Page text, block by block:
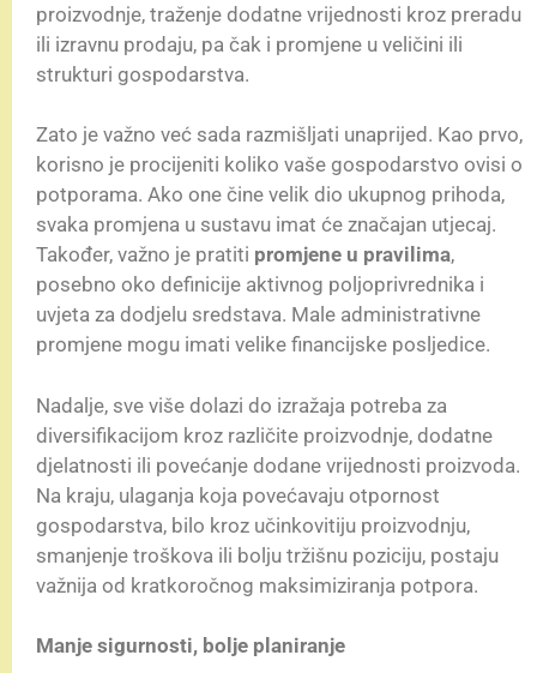
proizvodnje, traženje dodatne vrijednosti kroz preradu
ili izravnu prodaju, pa čak i promjene u veličini ili
strukturi gospodarstva.
Zato je važno već sada razmišljati unaprijed. Kao prvo,
korisno je procijeniti koliko vaše gospodarstvo ovisi o
potporama. Ako one čine velik dio ukupnog prihoda,
svaka promjena u sustavu imat će značajan utjecaj.
Također, važno je pratiti promjene u pravilima,
posebno oko definicije aktivnog poljoprivrednika i
uvjeta za dodjelu sredstava. Male administrativne
promjene mogu imati velike financijske posljedice.
Nadalje, sve više dolazi do izražaja potreba za
diversifikacijom kroz različite proizvodnje, dodatne
djelatnosti ili povećanje dodane vrijednosti proizvoda.
Na kraju, ulaganja koja povećavaju otpornost
gospodarstva, bilo kroz učinkovitiju proizvodnju,
smanjenje troškova ili bolju tržišnu poziciju, postaju
važnija od kratkoročnog maksimiziranja potpora.
Manje sigurnosti, bolje planiranje